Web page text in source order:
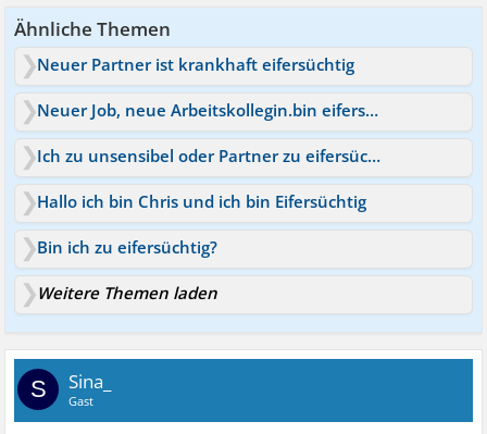
Ähnliche Themen
Neuer Partner ist krankhaft eifersüchtig
Neuer Job, neue Arbeitskollegin.bin eifersüchtig :-(
Ich zu unsensibel oder Partner zu eifersüchtig?
Hallo ich bin Chris und ich bin Eifersüchtig
Bin ich zu eifersüchtig?
Weitere Themen laden
S Sina_
Gast